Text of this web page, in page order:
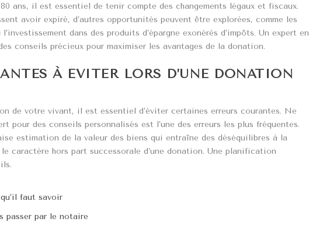
ans, il est essentiel de tenir compte des changements légaux et fiscaux.
avoir expiré, d’autres opportunités peuvent être explorées, comme les
dans des produits d’épargne exonérés d’impôts. Un expert en
conseils précieux pour maximiser les avantages de la donation.
À ÉVITER LORS D’UNE DONATION
de votre vivant, il est essentiel d’éviter certaines erreurs courantes. Ne
pour des conseils personnalisés est l’une des erreurs les plus fréquentes.
estimation de la valeur des biens qui entraîne des déséquilibres à la
caractère hors part successorale d’une donation. Une planification
faut savoir
passer par le notaire